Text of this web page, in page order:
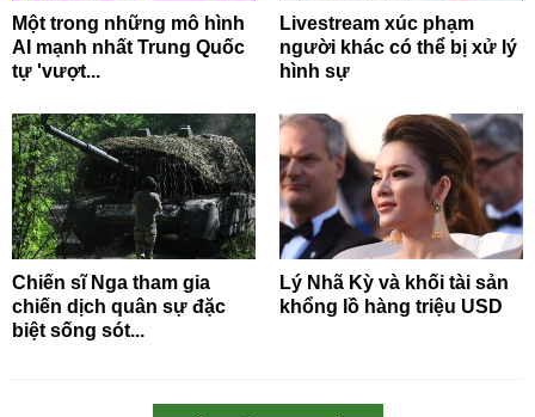
Một trong những mô hình
AI mạnh nhất Trung Quốc
tự 'vượt...
Livestream xúc phạm
người khác có thể bị xử lý
hình sự
Chiến sĩ Nga tham gia
chiến dịch quân sự đặc
biệt sống sót...
Lý Nhã Kỳ và khối tài sản
khổng lồ hàng triệu USD